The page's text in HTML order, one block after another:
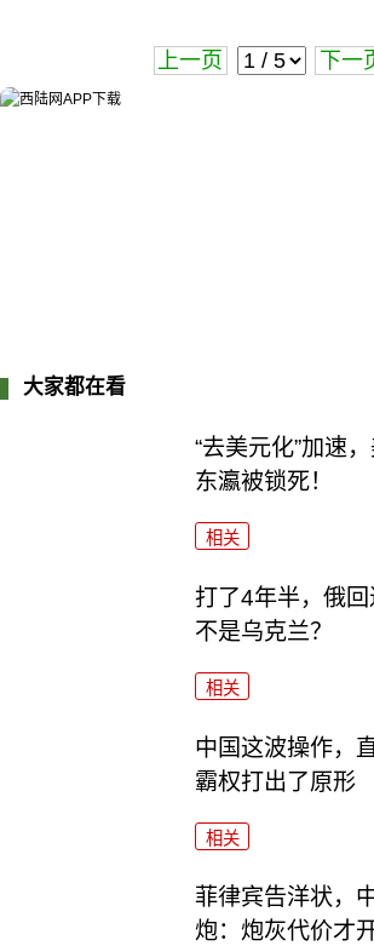
上一页 下一
大家都在看
“去美元化”加速
东瀛被锁死！
相关
打了4年半，俄
不是乌克兰？
相关
中国这波操作，
霸权打出了原形
相关
菲律宾告洋状，
炮：炮灰代价才